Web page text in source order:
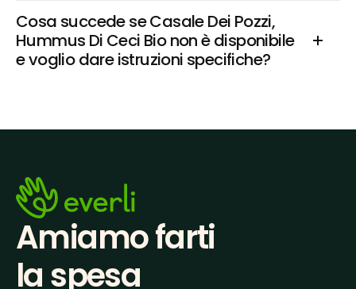
Cosa succede se Casale Dei Pozzi,
Hummus Di Ceci Bio non è disponibile
e voglio dare istruzioni specifiche?
Amiamo farti
la spesa